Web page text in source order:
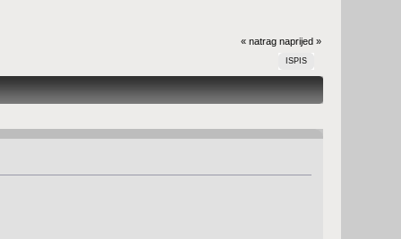
« natrag naprijed »
ISPIS